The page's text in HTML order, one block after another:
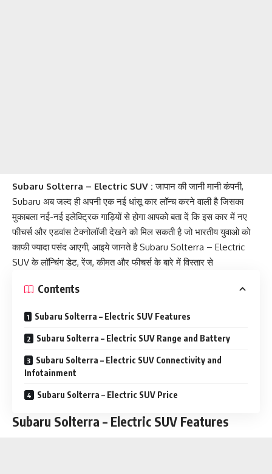
Subaru Solterra – Electric SUV :जापान की जानी मानी कंपनी,
Subaru अब जल्द ही अपनी एक नई धांसू कार लॉन्च करने वाली है जिसका
मुकाबला नई-नई इलेक्ट्रिक गाड़ियों से होगा आपको बता दें कि इस कार में नए
फीचर्स और एडवांस टेक्नोलॉजी देखने को मिल सकती है जो भारतीय युवाओ को
काफी ज्यादा पसंद आएगी, आइये जानते है Subaru Solterra – Electric
SUV के लॉन्चिंग डेट, रेंज, कीमत और फीचर्स के बारे में विस्तार से
Contents
Subaru Solterra – Electric SUV Features
Subaru Solterra – Electric SUV Range and Battery
Subaru Solterra – Electric SUV Connectivity and
Infotainment
Subaru Solterra – Electric SUV Price
Subaru Solterra – Electric SUV Features